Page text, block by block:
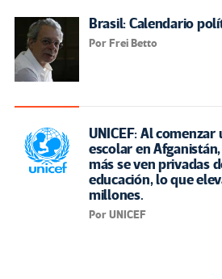
Brasil: Calendario
Por Frei Betto
UNICEF: Al
escolar en
más se ven privadas
educación, lo que
millones.
Por UNICEF